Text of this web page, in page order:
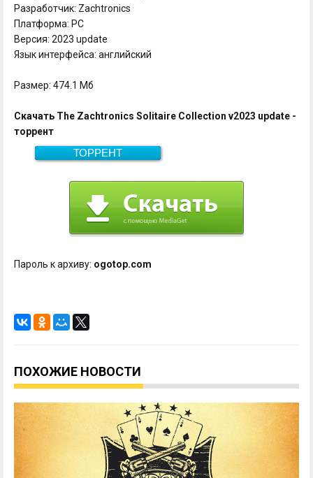
Разработчик: Zachtronics
Платформа: PC
Версия: 2023 update
Язык интерфейса: английский
Размер: 474.1 Мб
Скачать The Zachtronics Solitaire Collection v2023 update -
торрент
ТОРРЕНТ
474.1 Мб
Скачать
Пароль к архиву: ogotop.com
ПОХОЖИЕ НОВОСТИ